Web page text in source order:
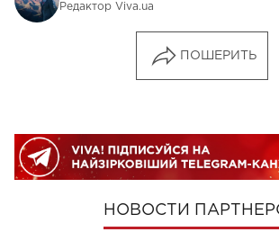
Редактор Viva.ua
ПОШЕРИТЬ
НОВОСТИ